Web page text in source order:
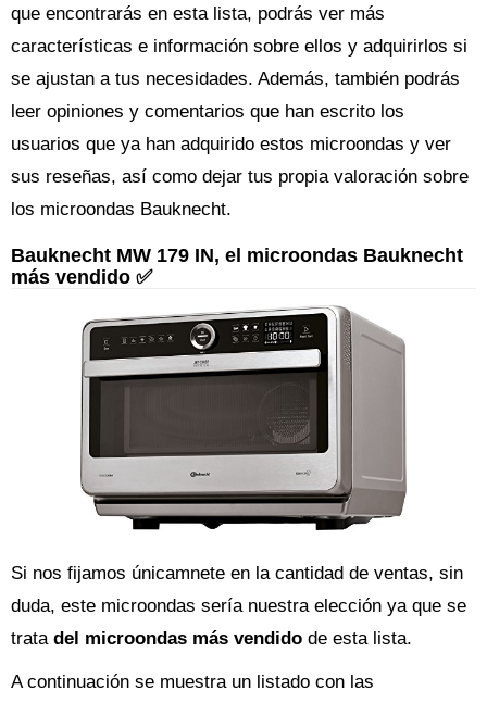
que encontrarás en esta lista, podrás ver más
características e información sobre ellos y adquirirlos si
se ajustan a tus necesidades. Además, también podrás
leer opiniones y comentarios que han escrito los
usuarios que ya han adquirido estos microondas y ver
sus reseñas, así como dejar tus propia valoración sobre
los microondas Bauknecht.
Bauknecht MW 179 IN, el microondas Bauknecht
más vendido ✅
Si nos fijamos únicamnete en la cantidad de ventas, sin
duda, este microondas sería nuestra elección ya que se
trata del microondas más vendido de esta lista.
A continuación se muestra un listado con las